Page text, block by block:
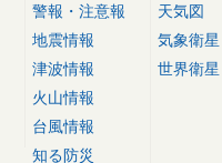
警報・注意報
地震情報
津波情報
火山情報
台風情報
知る防災
天気図
気象衛星
世界衛星